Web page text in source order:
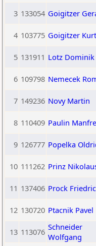
3 133054 Goigitzer
4 103775 Goigitzer Kurt
5 131911 Lotz Dominik
6 109798 Nemecek
7 149236 Novy Martin
8 110409 Paulin
9 126777 Popelka
10 111262 Prinz
11 137406 Prock
12 130720 Ptacnik Pavel
13 113076 Schneider
Wolfgang